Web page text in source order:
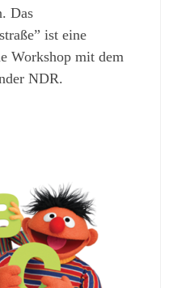
Das
ist eine
Workshop mit dem
NDR.